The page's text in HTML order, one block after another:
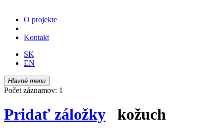
O projekte
Kontakt
SK
EN
Hlavné menu
Počet záznamov: 1
Pridať záložky kožuch